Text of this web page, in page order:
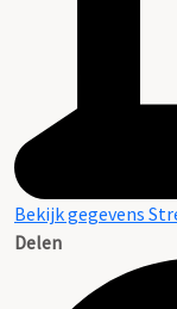
Bekijk gegevens
Delen